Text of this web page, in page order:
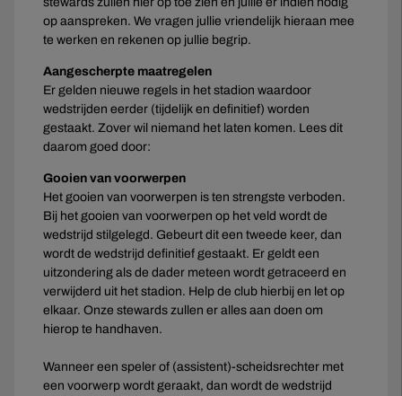
op aanspreken. We vragen jullie vriendelijk hieraan mee
te werken en rekenen op jullie begrip.
Aangescherpte maatregelen
Er gelden nieuwe regels in het stadion waardoor
wedstrijden eerder (tijdelijk en definitief) worden
gestaakt. Zover wil niemand het laten komen. Lees dit
daarom goed door:
Gooien van voorwerpen
Het gooien van voorwerpen is ten strengste verboden.
Bij het gooien van voorwerpen op het veld wordt de
wedstrijd stilgelegd. Gebeurt dit een tweede keer, dan
wordt de wedstrijd definitief gestaakt. Er geldt een
uitzondering als de dader meteen wordt getraceerd en
verwijderd uit het stadion. Help de club hierbij en let op
elkaar. Onze stewards zullen er alles aan doen om
hierop te handhaven.
Wanneer een speler of (assistent)-scheidsrechter met
een voorwerp wordt geraakt, dan wordt de wedstrijd